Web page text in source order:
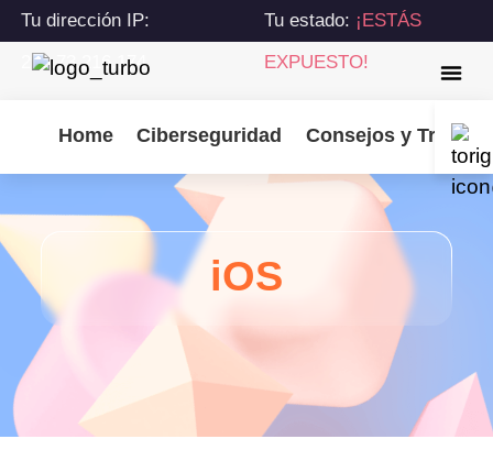
Tu dirección IP:
216.73.216.174
Tu estado: ¡ESTÁS
EXPUESTO!
Home Ciberseguridad Consejos y Trucos
iOS